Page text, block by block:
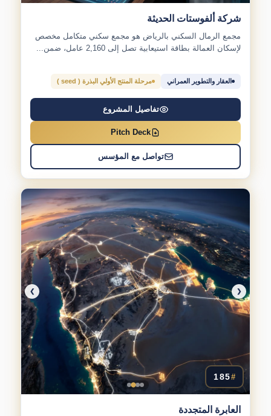
شركة ألفوستات الحديثة
مجمع الرمال السكني بالرياض هو مجمع سكني متكامل مخصص
لإسكان العمالة بطاقة استيعابية تصل إلى 2,160 عامل، ضمن...
العقار والتطوير العمراني مرحلة المنتج الأولي البذرة ( seed )
تفاصيل المشروع
Pitch Deck
تواصل مع المؤسس
❮
❯
#
185
العابرة المتجددة